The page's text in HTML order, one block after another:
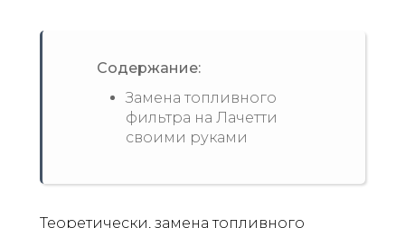
Содержание:
Замена топливного
фильтра на Лачетти
своими руками
Теоретически, замена топливного